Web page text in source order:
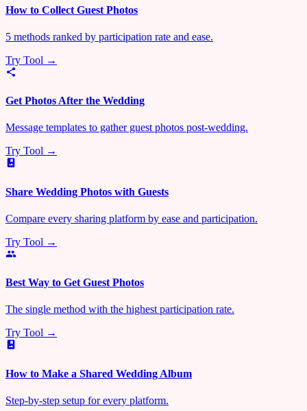
How to Collect Guest Photos
5 methods ranked by participation rate and ease.
Try Tool →
Get Photos After the Wedding
Message templates to gather guest photos post-wedding.
Try Tool →
Share Wedding Photos with Guests
Compare every sharing platform by ease and participation.
Try Tool →
Best Way to Get Guest Photos
The single method with the highest participation rate.
Try Tool →
How to Make a Shared Wedding Album
Step-by-step setup for every platform.